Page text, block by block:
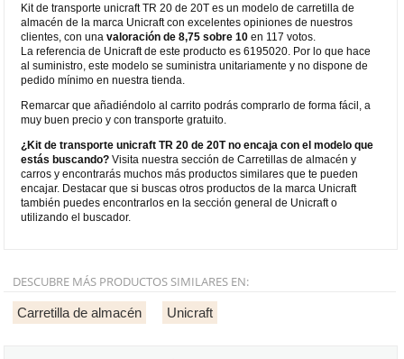
Kit de transporte unicraft TR 20 de 20T es un modelo de carretilla de
almacén de la marca Unicraft con excelentes opiniones de nuestros
clientes, con unavaloración de 8,75 sobre 10 en 117 votos.
La referencia de Unicraft de este producto es 6195020. Por lo que hace
al suministro, este modelo se suministra unitariamente y no dispone de
pedido mínimo en nuestra tienda.
Remarcar que añadiéndolo al carrito podrás comprarlo de forma fácil, a
muy buen precio y con transporte gratuito.
¿Kit de transporte unicraft TR 20 de 20T no encaja con el modelo que
estás buscando? Visita nuestra sección de Carretillas de almacén y
carros y encontrarás muchos más productos similares que te pueden
encajar. Destacar que si buscas otros productos de la marca Unicraft
también puedes encontrarlos en la sección general de Unicraft o
utilizando el buscador.
DESCUBRE MÁS PRODUCTOS SIMILARES EN:
Carretilla de almacén Unicraft